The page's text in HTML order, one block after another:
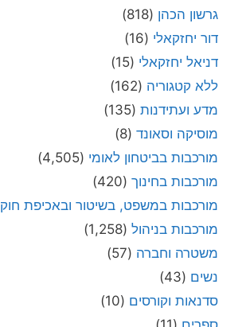
גרשון הכהן (818)
דור יחזקאלי (16)
דניאל יחזקאלי (15)
ללא קטגוריה (162)
מדע ועתידנות (135)
מוסיקה וסאונד (8)
מורכבות בביטחון לאומי (4,505)
מורכבות בחינוך (420)
מורכבות במשפט, בשיטור ובאכיפת חוק
מורכבות בניהול (1,258)
משטרה וחברה (57)
נשים (43)
סדנאות וקורסים (10)